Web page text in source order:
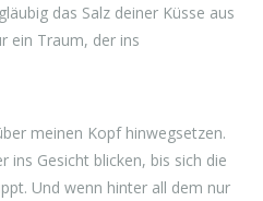
das Salz deiner Küsse aus
ein Traum, der ins
meinen Kopf hinwegsetzen.
ins Gesicht blicken, bis sich die
Und wenn hinter all dem nur